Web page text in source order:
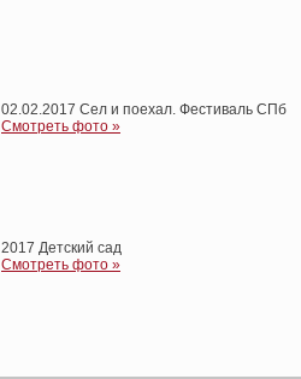
02.02.2017 Сел и поехал. Фестиваль СПб
Смотреть фото »
2017 Детский сад
Смотреть фото »